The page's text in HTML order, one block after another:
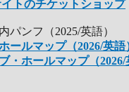
トのチケットショップ
パンフ（2025/英語）
ールマップ（2026/英語
・ホールマップ（2026/